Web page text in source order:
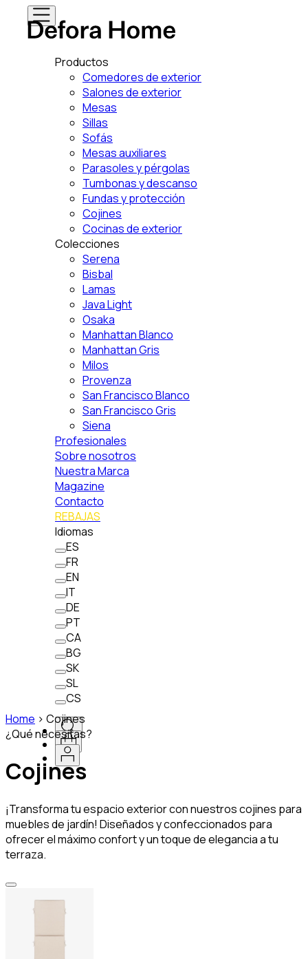
Productos
Comedores de exterior
Salones de exterior
Mesas
Sillas
Sofás
Mesas auxiliares
Parasoles y pérgolas
Tumbonas y descanso
Fundas y protección
Cojines
Cocinas de exterior
Colecciones
Serena
Bisbal
Lamas
Java Light
Osaka
Manhattan Blanco
Manhattan Gris
Milos
Provenza
San Francisco Blanco
San Francisco Gris
Siena
Profesionales
Sobre nosotros
Nuestra Marca
Magazine
Contacto
REBAJAS
Idiomas
ES
FR
EN
IT
DE
PT
CA
BG
SK
SL
CS
Home > Cojines
¿Qué necesitas?
Cojines
¡Transforma tu espacio exterior con nuestros cojines para
muebles de jardín! Diseñados y confeccionados para
ofrecer el máximo confort y un toque de elegancia a tu
terraza.